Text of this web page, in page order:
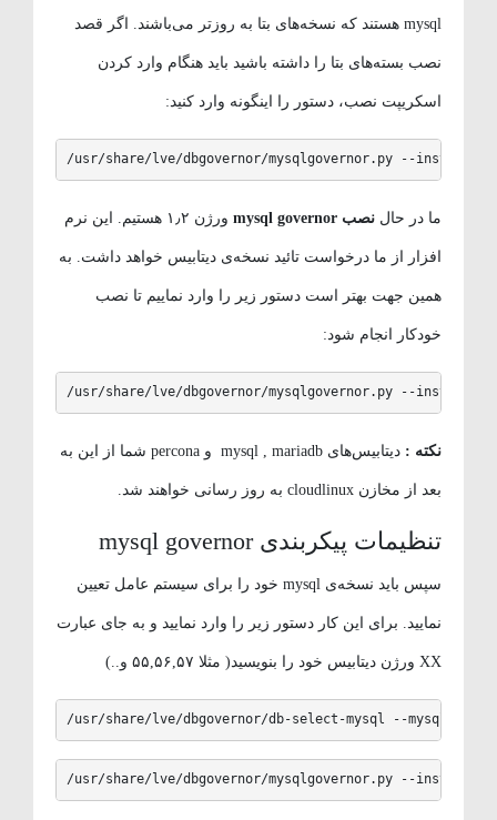
mysql هستند که نسخه‌های بتا به روزتر می‌باشند. اگر قصد
نصب بسته‌های بتا را داشته باشید باید هنگام وارد کردن
اسکریپت نصب، دستور را اینگونه وارد کنید:
/usr/share/lve/dbgovernor/mysqlgovernor.py --install-
ما در حالنصب mysql governor ورژن ۱٫۲ هستیم. این نرم
افزار از ما درخواست تائید نسخه‌ی دیتابیس خواهد داشت. به
همین جهت بهتر است دستور زیر را وارد نماییم تا نصب
خودکار انجام شود:
/usr/share/lve/dbgovernor/mysqlgovernor.py --install
نکته : دیتابیس‌های mysql , mariadb و percona شما از این به
بعد از مخازن cloudlinux به روز رسانی خواهند شد.
تنظیمات پیکربندی mysql governor
سپس باید نسخه‌ی mysql خود را برای سیستم عامل تعیین
نمایید. برای این کار دستور زیر را وارد نمایید و به جای عبارت
XX ورژن دیتابیس خود را بنویسید( مثلا ۵۵,۵۶,۵۷ و..)
/usr/share/lve/dbgovernor/db-select-mysql --mysql-
/usr/share/lve/dbgovernor/mysqlgovernor.py --install